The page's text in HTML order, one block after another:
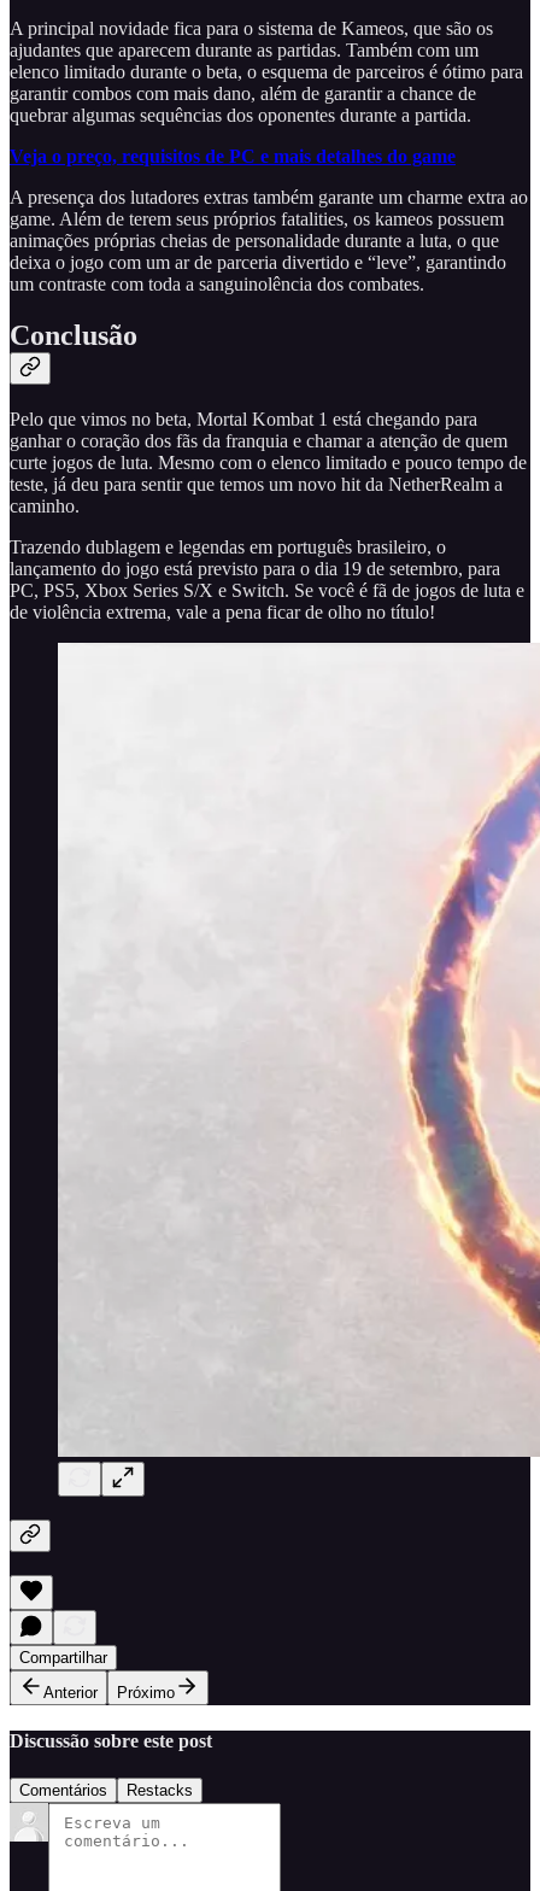
A principal novidade fica para o sistema de Kameos, que são os
ajudantes que aparecem durante as partidas. Também com um
elenco limitado durante o beta, o esquema de parceiros é ótimo para
garantir combos com mais dano, além de garantir a chance de
quebrar algumas sequências dos oponentes durante a partida.
Veja o preço, requisitos de PC e mais detalhes do game
A presença dos lutadores extras também garante um charme extra ao
game. Além de terem seus próprios fatalities, os kameos possuem
animações próprias cheias de personalidade durante a luta, o que
deixa o jogo com um ar de parceria divertido e “leve”, garantindo
um contraste com toda a sanguinolência dos combates.
Conclusão
Pelo que vimos no beta, Mortal Kombat 1 está chegando para
ganhar o coração dos fãs da franquia e chamar a atenção de quem
curte jogos de luta. Mesmo com o elenco limitado e pouco tempo de
teste, já deu para sentir que temos um novo hit da NetherRealm a
caminho.
Trazendo dublagem e legendas em português brasileiro, o
lançamento do jogo está previsto para o dia 19 de setembro, para
PC, PS5, Xbox Series S/X e Switch. Se você é fã de jogos de luta e
de violência extrema, vale a pena ficar de olho no título!
Compartilhar
Anterior
Próximo
Discussão sobre este post
Comentários Restacks